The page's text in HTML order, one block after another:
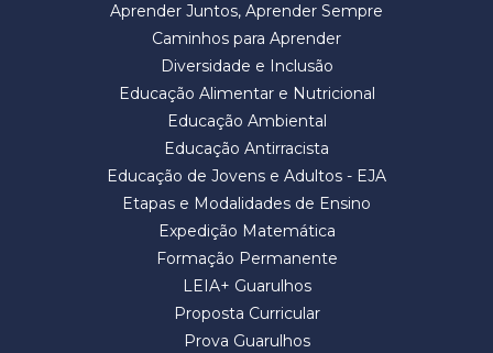
Aprender Juntos, Aprender Sempre
Caminhos para Aprender
Diversidade e Inclusão
Educação Alimentar e Nutricional
Educação Ambiental
Educação Antirracista
Educação de Jovens e Adultos - EJA
Etapas e Modalidades de Ensino
Expedição Matemática
Formação Permanente
LEIA+ Guarulhos
Proposta Curricular
Prova Guarulhos